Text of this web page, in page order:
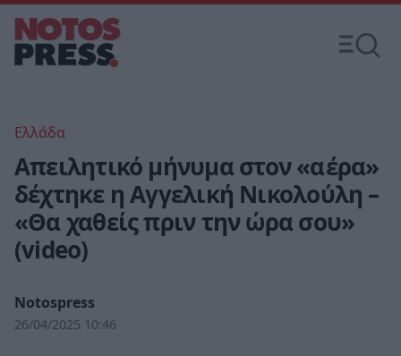
Ελλάδα
Απειλητικό μήνυμα στον «αέρα»
δέχτηκε η Αγγελική Νικολούλη –
«Θα χαθείς πριν την ώρα σου»
(video)
Notospress
26/04/2025 10:46